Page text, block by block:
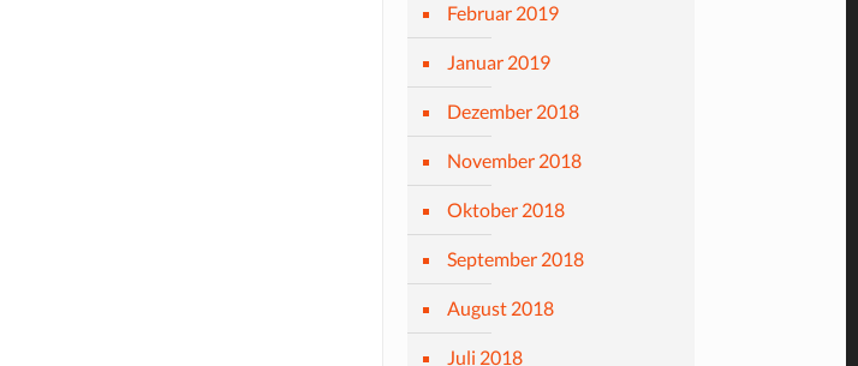
Februar 2019
Januar 2019
Dezember 2018
November 2018
Oktober 2018
September 2018
August 2018
Juli 2018